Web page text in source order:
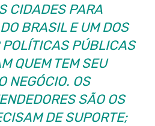
CIDADES PARA
BRASIL E UM DOS
POLÍTICAS PÚBLICAS
QUEM TEM SEU
NEGÓCIO. OS
SÃO OS
DE SUPORTE;